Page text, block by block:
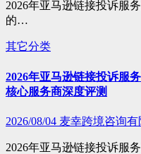
2026年亚马逊链接投诉服
的…
其它分类
2026年亚马逊链接投诉服
核心服务商深度评测
2026/08/04 麦幸跨境咨询
2026年亚马逊链接投诉服